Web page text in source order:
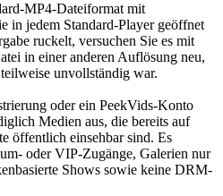
MP4-Dateiformat mit
in jedem Standard-Player geöffnet
ruckelt, versuchen Sie es mit
in einer anderen Auflösung neu,
unvollständig war.
oder ein PeekVids-Konto
Medien aus, die bereits auf
öffentlich einsehbar sind. Es
oder VIP-Zugänge, Galerien nur
Shows sowie keine DRM-